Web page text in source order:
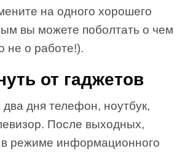
на одного хорошего
вы можете поболтать о чем
не о работе!).
от гаджетов
дня телефон, ноутбук,
После выходных,
режиме информационного